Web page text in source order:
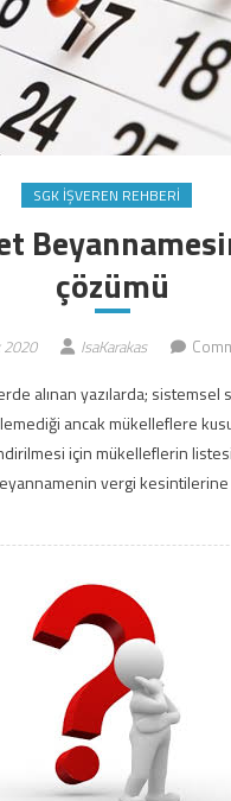
SGK İŞVEREN REHBERI
çözümü
2020 IsaKarakas
alınan yazılarda;
ancak mükelleflere
için mükelleflerin
vergi kesintilerine